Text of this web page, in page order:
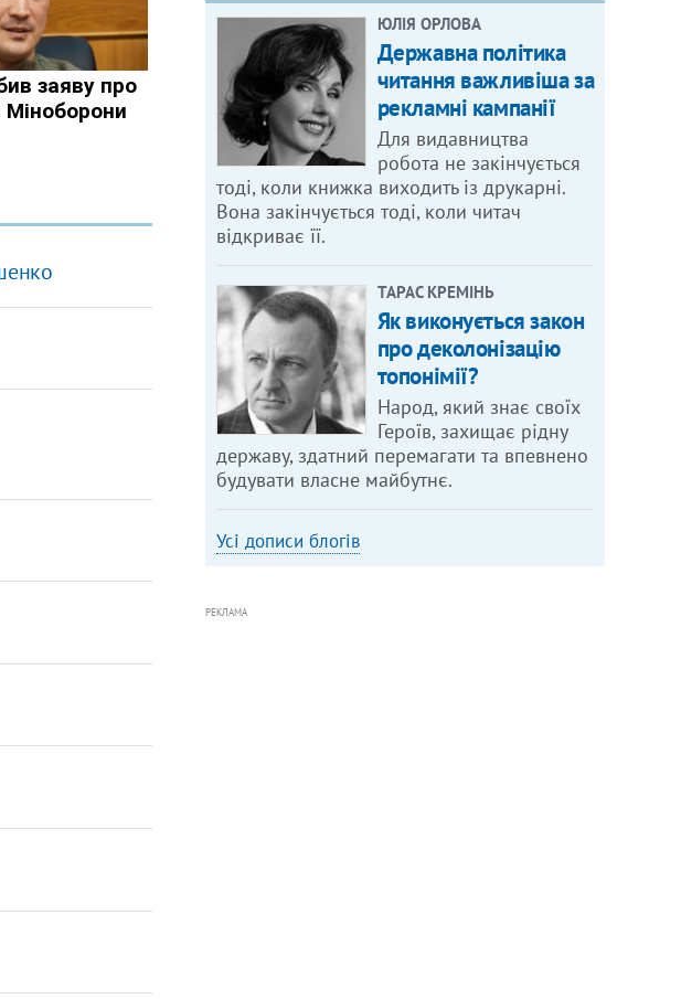
ЮЛІЯ ОРЛОВА
Державна політика
читання важливіша за
рекламні кампанії
Для видавництва
робота не закінчується
тоді, коли книжка виходить із друкарні.
Вона закінчується тоді, коли читач
відкриває її.
ТАРАС КРЕМІНЬ
Як виконується закон
про деколонізацію
топонімії?
Народ, який знає своїх
Героїв, захищає рідну
державу, здатний перемагати та впевнено
будувати власне майбутнє.
Усі дописи блогів
РЕКЛАМА